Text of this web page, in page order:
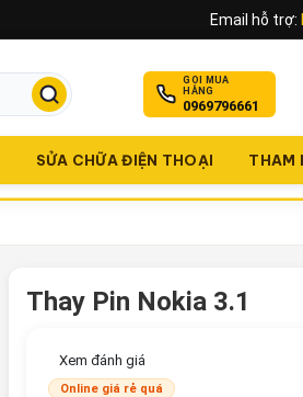
Email hỗ trợ:
GỌI MUA
HÀNG
0969796661
SỬA CHỮA ĐIỆN THOẠI THAM
Thay Pin Nokia 3.1
Xem đánh giá
Online giá rẻ quá